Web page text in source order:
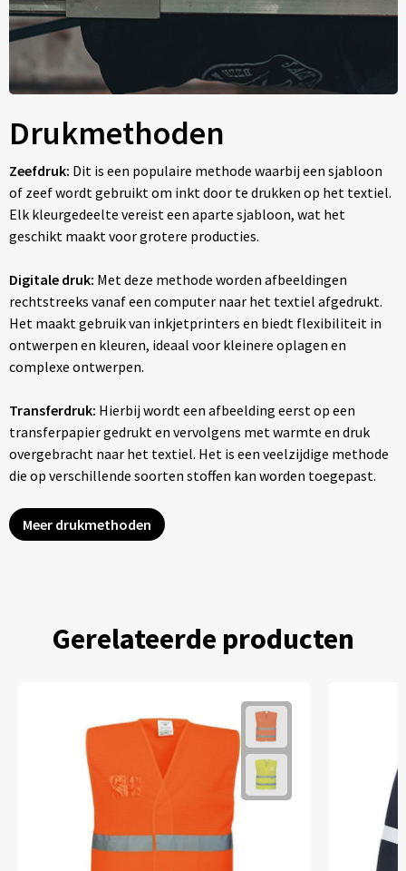
Drukmethoden
Zeefdruk: Dit is een populaire methode waarbij een sjabloon
of zeef wordt gebruikt om inkt door te drukken op het textiel.
Elk kleurgedeelte vereist een aparte sjabloon, wat het
geschikt maakt voor grotere producties.
Digitale druk: Met deze methode worden afbeeldingen
rechtstreeks vanaf een computer naar het textiel afgedrukt.
Het maakt gebruik van inkjetprinters en biedt flexibiliteit in
ontwerpen en kleuren, ideaal voor kleinere oplagen en
complexe ontwerpen.
Transferdruk: Hierbij wordt een afbeelding eerst op een
transferpapier gedrukt en vervolgens met warmte en druk
overgebracht naar het textiel. Het is een veelzijdige methode
die op verschillende soorten stoffen kan worden toegepast.
Meer drukmethoden
Gerelateerde producten